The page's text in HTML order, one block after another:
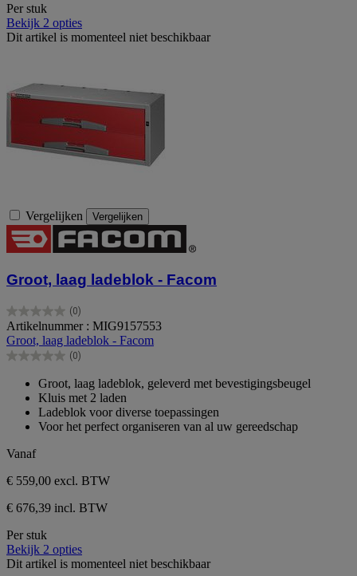
Per stuk
Bekijk 2 opties
Dit artikel is momenteel niet beschikbaar
Vergelijken Vergelijken
Groot, laag ladeblok - Facom
(0)
0.0
van
de
5
Artikelnummer : MIG9157553
Groot, laag ladeblok - Facom
(0)
0.0
sterren.
Groot, laag ladeblok, geleverd met bevestigingsbeugel
Kluis met 2 laden
Ladeblok voor diverse toepassingen
Voor het perfect organiseren van al uw gereedschap
Vanaf
€ 559,00 excl. BTW
€ 676,39 incl. BTW
Per stuk
Bekijk 2 opties
Dit artikel is momenteel niet beschikbaar